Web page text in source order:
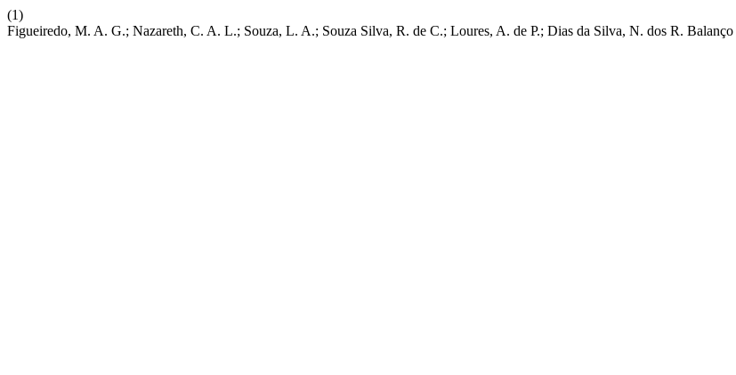
(1)
Figueiredo, M. A. G.; Nazareth, C. A. L.; Souza, L. A.; Souza Silva, R. de C.; Loures, A. de P.; Dias da Silva, N. dos R.